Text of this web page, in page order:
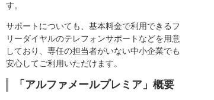
す。
サポートについても、基本料金で利用できるフ
リーダイヤルのテレフォンサポートなどを用意
しており、専任の担当者がいない中小企業でも
安心してご利用いただけます。
「アルファメールプレミア」概要